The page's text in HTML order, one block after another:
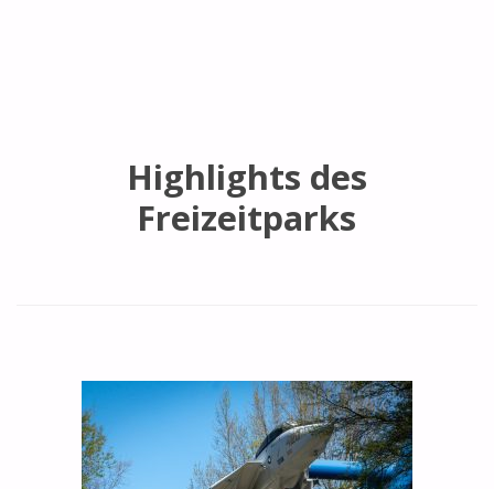
Highlights des
Freizeitparks